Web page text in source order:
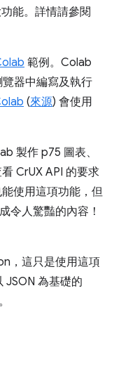
能。詳情請參閱
範例。Colab
器中編寫及執行
(來源) 會使用
製作 p75 圖表、
CrUX API 的要求
使用這項功能，但
令人驚豔的內容！
，這只是使用這項
JSON 為基礎的